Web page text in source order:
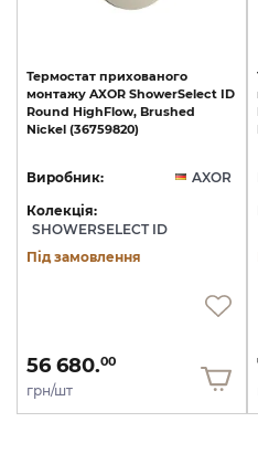
Термостат прихованого
монтажу AXOR ShowerSelect ID
Round HighFlow, Brushed
Nickel (36759820)
Виробник:
AXOR
Колекція:
SHOWERSELECT ID
Під замовлення
56 680.00
грн/шт